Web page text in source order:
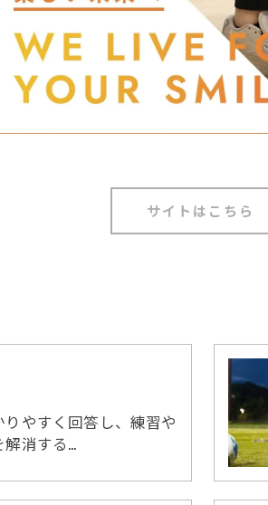
サイトはこちら
やすく回答し、練習や
消する…